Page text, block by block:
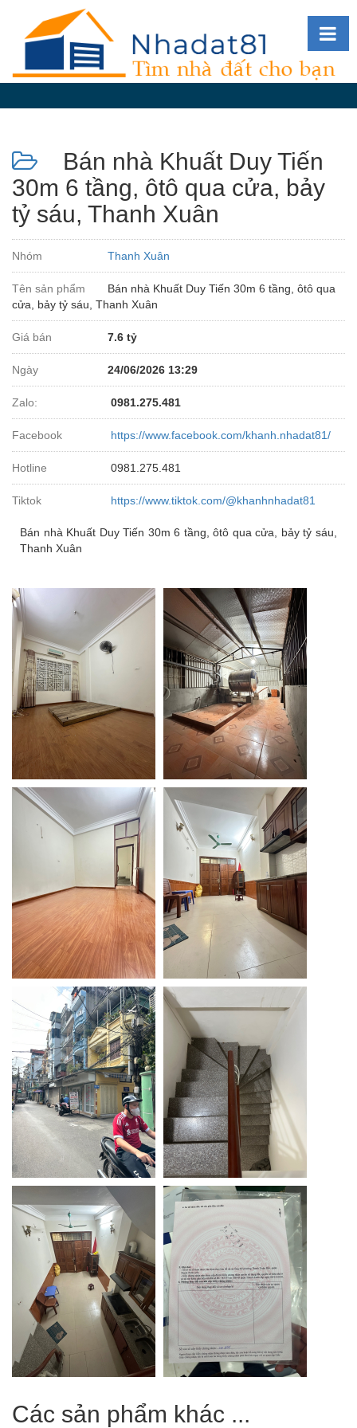
đàn
Giới
Tin
đất
videos
Tìm
kiếm
Đăng
nhập
Bán nhà Khuất Duy Tiến
30m 6 tầng, ôtô qua cửa, bảy
tỷ sáu, Thanh Xuân
Nhóm Thanh Xuân
Tên sản phẩm
Bán nhà Khuất Duy Tiến 30m 6 tầng, ôtô qua
cửa, bảy tỷ sáu, Thanh Xuân
Giá bán 7.6 tỷ
Ngày 24/06/2026 13:29
Zalo: 0981.275.481
Facebook https://www.facebook.com/khanh.nhadat81/
Hotline 0981.275.481
Tiktok https://www.tiktok.com/@khanhnhadat81
Bán nhà Khuất Duy Tiến 30m 6 tầng, ôtô qua cửa, bảy tỷ sáu,
Thanh Xuân
Các sản phẩm khác ...